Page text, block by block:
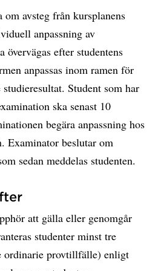
avsteg från kursplanens
anpassning av
övervägas efter studentens
anpassas inom ramen för
Student som har
ska senast 10
begära anpassning hos
Examinator beslutar om
sedan meddelas studenten.
att gälla eller genomgår
studenter minst tre
provtillfälle) enligt